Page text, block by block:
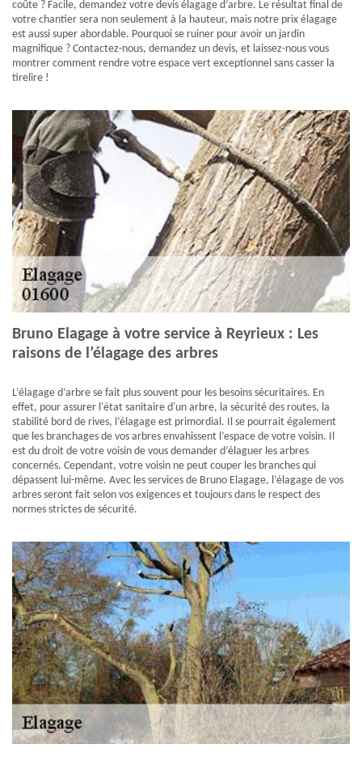
coûte ? Facile, demandez votre devis élagage d’arbre. Le résultat final de
votre chantier sera non seulement à la hauteur, mais notre prix élagage
est aussi super abordable. Pourquoi se ruiner pour avoir un jardin
magnifique ? Contactez-nous, demandez un devis, et laissez-nous vous
montrer comment rendre votre espace vert exceptionnel sans casser la
tirelire !
Bruno Elagage à votre service à Reyrieux : Les
raisons de l’élagage des arbres
L’élagage d’arbre se fait plus souvent pour les besoins sécuritaires. En
effet, pour assurer l'état sanitaire d'un arbre, la sécurité des routes, la
stabilité bord de rives, l’élagage est primordial. Il se pourrait également
que les branchages de vos arbres envahissent l’espace de votre voisin. Il
est du droit de votre voisin de vous demander d’élaguer les arbres
concernés. Cependant, votre voisin ne peut couper les branches qui
dépassent lui-même. Avec les services de Bruno Elagage, l’élagage de vos
arbres seront fait selon vos exigences et toujours dans le respect des
normes strictes de sécurité.